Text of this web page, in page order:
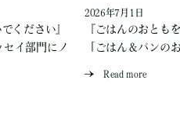
ください』
セイ部門にノ
2026年7月1日
『ごはんのおとも
「ごはん＆パンの
Read more